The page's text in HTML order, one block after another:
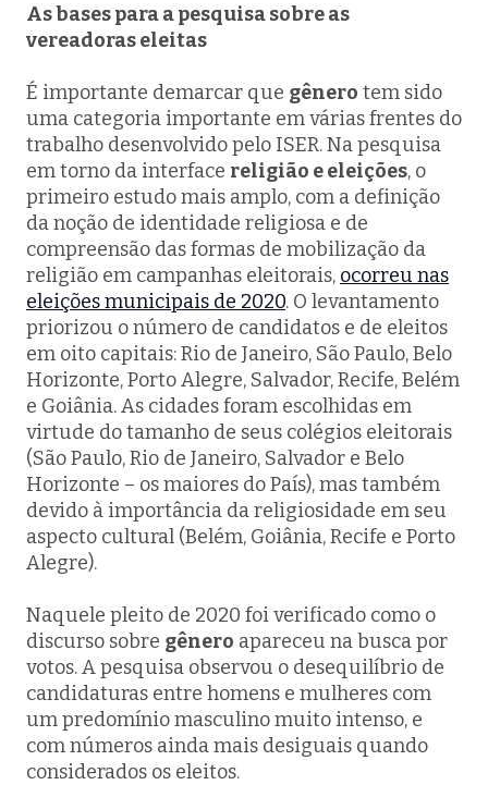
As bases para a pesquisa sobre as
vereadoras eleitas
É importante demarcar que gênero tem sido
uma categoria importante em várias frentes do
trabalho desenvolvido pelo ISER. Na pesquisa
em torno da interface religião e eleições, o
primeiro estudo mais amplo, com a definição
da noção de identidade religiosa e de
compreensão das formas de mobilização da
religião em campanhas eleitorais, ocorreu nas
eleições municipais de 2020. O levantamento
priorizou o número de candidatos e de eleitos
em oito capitais: Rio de Janeiro, São Paulo, Belo
Horizonte, Porto Alegre, Salvador, Recife, Belém
e Goiânia. As cidades foram escolhidas em
virtude do tamanho de seus colégios eleitorais
(São Paulo, Rio de Janeiro, Salvador e Belo
Horizonte – os maiores do País), mas também
devido à importância da religiosidade em seu
aspecto cultural (Belém, Goiânia, Recife e Porto
Alegre).
Naquele pleito de 2020 foi verificado como o
discurso sobre gênero apareceu na busca por
votos. A pesquisa observou o desequilíbrio de
candidaturas entre homens e mulheres com
um predomínio masculino muito intenso, e
com números ainda mais desiguais quando
considerados os eleitos.